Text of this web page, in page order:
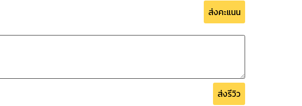
ส่งคะแนน
ส่งรีวิว